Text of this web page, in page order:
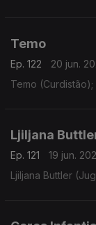
Temo
Ep. 122
20 jun.
Temo
Ljiljana
Ep. 121
19 jun.
Ljiljana Buttler